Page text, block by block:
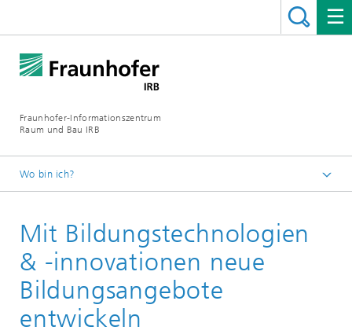
Fraunhofer-Informationszentrum
Raum und Bau IRB
Wo bin ich?
Leistungen
Weiterbildung und Qualifizierung
Mit Bildungstechnologien
& -innovationen neue
Bildungsangebote
entwickeln